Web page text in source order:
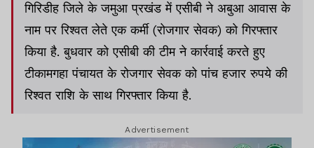
गिरिडीह जिले के जमुआ प्रखंड में एसीबी ने अबुआ आवास के
नाम पर रिश्वत लेते एक कर्मी (रोजगार सेवक) को गिरफ्तार
किया है. बुधवार को एसीबी की टीम ने कार्रवाई करते हुए
टीकामगहा पंचायत के रोजगार सेवक को पांच हजार रुपये की
रिश्वत राशि के साथ गिरफ्तार किया है.
Advertisement